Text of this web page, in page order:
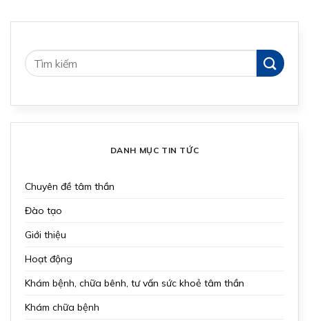
DANH MỤC TIN TỨC
Chuyên đề tâm thần
Đào tạo
Giới thiệu
Hoạt động
Khám bệnh, chữa bênh, tư vấn sức khoẻ tâm thần
Khám chữa bệnh